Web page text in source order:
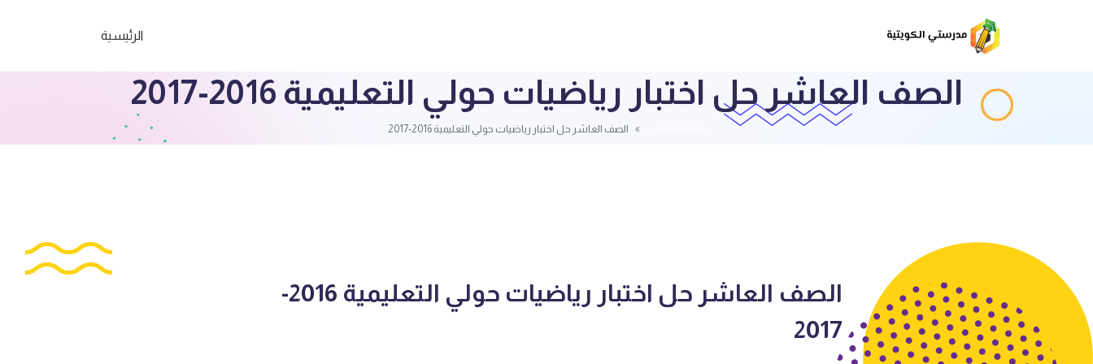
الرئيسية
الصف العاشر حل اختبار رياضيات حولي التعليمية 2016-2017
الصف العاشر حل اختبار رياضيات حولي التعليمية 2016-2017
الصف العاشر حل اختبار رياضيات حولي التعليمية 2016-
2017